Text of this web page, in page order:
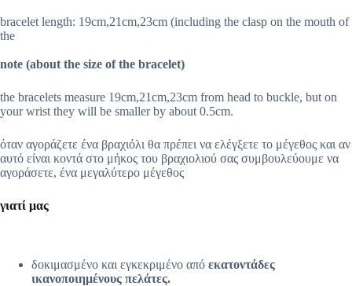
bracelet length: 19cm,21cm,23cm (including the clasp on the mouth of
the
note (about the size of the bracelet)
the bracelets measure 19cm,21cm,23cm from head to buckle, but on
your wrist they will be smaller by about 0.5cm.
όταν αγοράζετε ένα βραχιόλι θα πρέπει να ελέγξετε το μέγεθος και αν
αυτό είναι κοντά στο μήκος του βραχιολιού σας συμβουλεύουμε να
αγοράσετε, ένα μεγαλύτερο μέγεθος
γιατί μας
δοκιμασμένο και εγκεκριμένο από εκατοντάδες
ικανοποιημένους πελάτες.